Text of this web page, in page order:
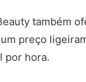
também
preço
por hora.